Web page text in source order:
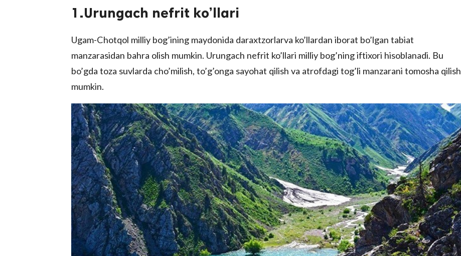
1.Urungach nefrit ko’llari
Ugam-Chotqol milliy bog’ining maydonida daraxtzorlarva ko’llardan iborat bo’lgan tabiat
manzarasidan bahra olish mumkin. Urungach nefrit ko’llari milliy bog’ning iftixori hisoblanadi. Bu
bo’gda toza suvlarda cho’milish, to’g’onga sayohat qilish va atrofdagi tog’li manzarani tomosha qilish
mumkin.